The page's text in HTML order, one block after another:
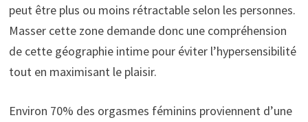
peut être plus ou moins rétractable selon les personnes.
Masser cette zone demande donc une compréhension
de cette géographie intime pour éviter l’hypersensibilité
tout en maximisant le plaisir.
Environ 70% des orgasmes féminins proviennent d’une